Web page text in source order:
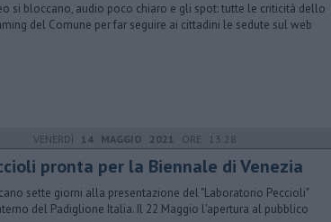
si bloccano, audio poco chiaro e gli spot: tutte le criticità dello
del Comune per far seguire ai cittadini le sedute sul web
VENERDÌ 14 MAGGIO 2021 ORE 13:28
pronta per la Biennale di Venezia
sette giorni alla presentazione del "Laboratorio Peccioli"
del Padiglione Italia. Il 22 Maggio l'apertura al pubblico